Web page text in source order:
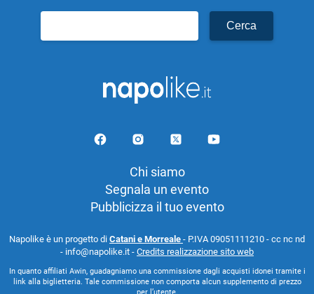
per:
Chi siamo
Segnala un evento
Pubblicizza il tuo evento
Napolike è un progetto di Catani e Morreale - P.IVA 09051111210 - cc nc nd
- info@napolike.it - Credits realizzazione sito web
In quanto affiliati Awin, guadagniamo una commissione dagli acquisti idonei tramite i
link alla biglietteria. Tale commissione non comporta alcun supplemento di prezzo
per l’utente.